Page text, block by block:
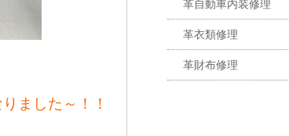
ました～！！
革自動車内装修理
革衣類修理
革財布修理